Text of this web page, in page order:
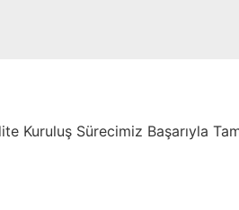
Kuruluş Sürecimiz Başarıyla